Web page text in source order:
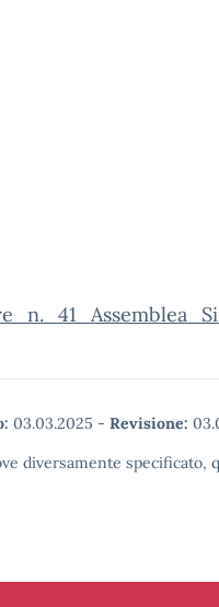
03.03.2025 - Revisione:
diversamente specificato,